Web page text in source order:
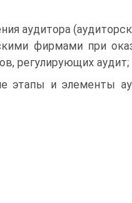
аудитора
фирмами при
регулирующих аудит;
этапы и элементы